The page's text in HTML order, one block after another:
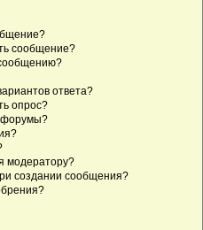
сообщение?
ответа?
опрос?
форумы?
модератору?
создании сообщения?